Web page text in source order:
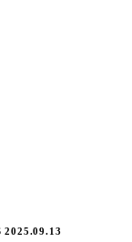
2025.09.13